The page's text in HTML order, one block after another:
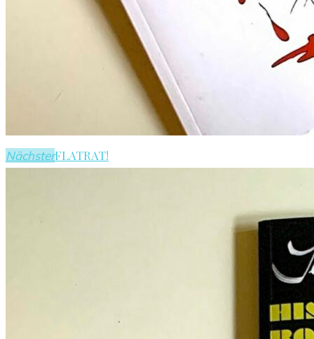
NächsterFLATRAT!